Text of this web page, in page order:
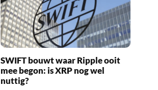
SWIFT bouwt waar Ripple ooit
mee begon: is XRP nog wel
nuttig?